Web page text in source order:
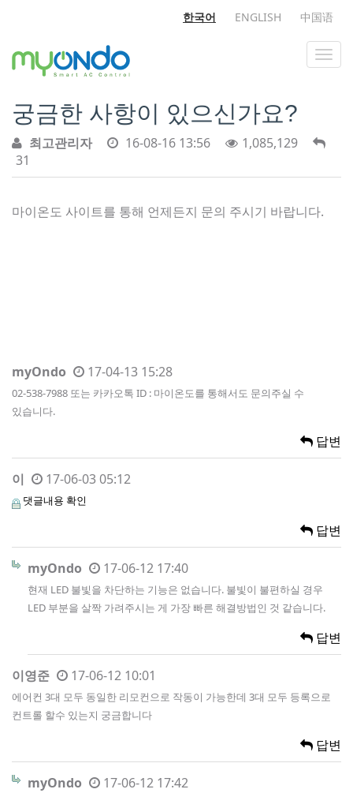
한국어 ENGLISH 中国语
궁금한 사항이 있으신가요?
최고관리자 16-08-16 13:56
1,085,129
31
마이온도 사이트를 통해 언제든지 문의 주시기 바랍니다.
myOndo 17-04-13 15:28
02-538-7988 또는 카카오톡 ID : 마이온도를 통해서도 문의주실 수
있습니다.
답변
이 17-06-03 05:12
댓글내용 확인
답변
myOndo 17-06-12 17:40
현재 LED 불빛을 차단하는 기능은 없습니다. 불빛이 불편하실 경우
LED 부분을 살짝 가려주시는 게 가장 빠른 해결방법인 것 같습니다.
답변
이영준 17-06-12 10:01
에어컨 3대 모두 동일한 리모컨으로 작동이 가능한데 3대 모두 등록으로
컨트롤 할수 있는지 궁금합니다
답변
myOndo 17-06-12 17:42